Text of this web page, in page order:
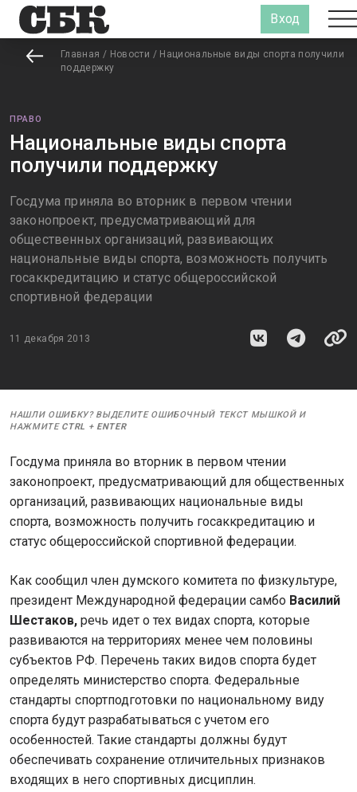
Вход
Главная / Новости / Национальные виды спорта получили
поддержку
ПРАВО
Национальные виды спорта
получили поддержку
Госдума приняла во вторник в первом чтении
законопроект, предусматривающий для
общественных организаций, развивающих
национальные виды спорта, возможность получить
госаккредитацию и статус общероссийской
спортивной федерации
11 декабря 2013
НАШЛИ ОШИБКУ? ВЫДЕЛИТЕ ОШИБОЧНЫЙ ТЕКСТ МЫШКОЙ И
НАЖМИТЕ CTRL + ENTER
Госдума приняла во вторник в первом чтении
законопроект, предусматривающий для общественных
организаций, развивающих национальные виды
спорта, возможность получить госаккредитацию и
статус общероссийской спортивной федерации.
Как сообщил член думского комитета по физкультуре,
президент Международной федерации самбо Василий
Шестаков, речь идет о тех видах спорта, которые
развиваются на территориях менее чем половины
субъектов РФ. Перечень таких видов спорта будет
определять министерство спорта. Федеральные
стандарты спортподготовки по национальному виду
спорта будут разрабатываться с учетом его
особенностей. Такие стандарты должны будут
обеспечивать сохранение отличительных признаков
входящих в него спортивных дисциплин.